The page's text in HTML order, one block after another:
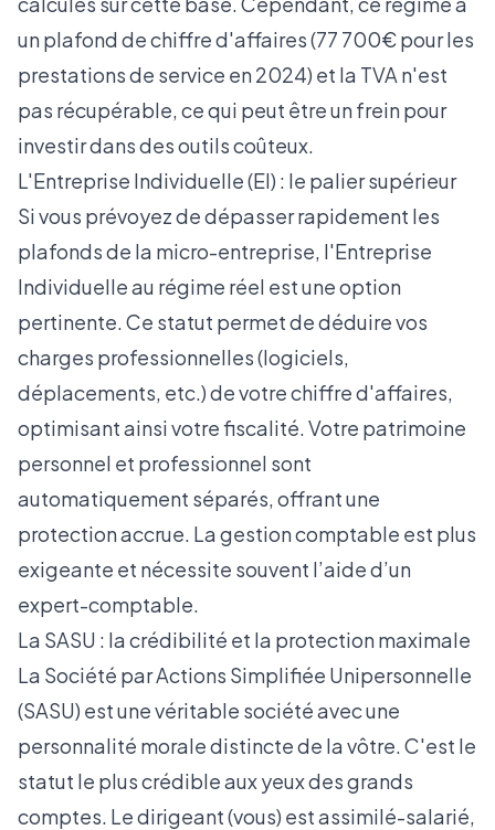
un plafond de chiffre d'affaires (77 700€ pour les
prestations de service en 2024) et la TVA n'est
pas récupérable, ce qui peut être un frein pour
investir dans des outils coûteux.
L'Entreprise Individuelle (EI) : le palier supérieur
Si vous prévoyez de dépasser rapidement les
plafonds de la micro-entreprise, l'Entreprise
Individuelle au régime réel est une option
pertinente. Ce statut permet de déduire vos
charges professionnelles (logiciels,
déplacements, etc.) de votre chiffre d'affaires,
optimisant ainsi votre fiscalité. Votre patrimoine
personnel et professionnel sont
automatiquement séparés, offrant une
protection accrue. La gestion comptable est plus
exigeante et nécessite souvent l’aide d’un
expert-comptable.
La SASU : la crédibilité et la protection maximale
La Société par Actions Simplifiée Unipersonnelle
(SASU) est une véritable société avec une
personnalité morale distincte de la vôtre. C'est le
statut le plus crédible aux yeux des grands
comptes. Le dirigeant (vous) est assimilé-salarié,